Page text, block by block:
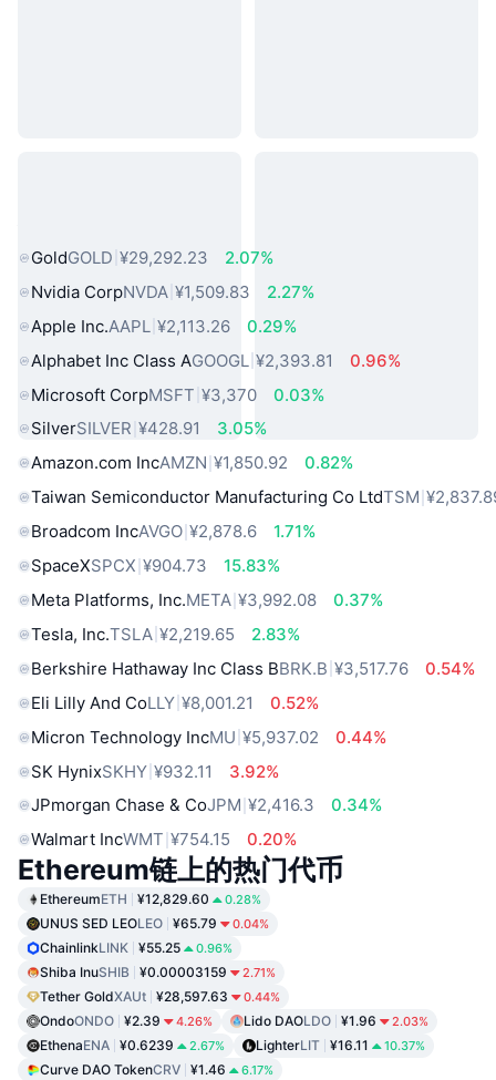
GoldGOLD ¥29,292.23
2.07%
Nvidia CorpNVDA ¥1,509.83
2.27%
Apple Inc.AAPL ¥2,113.26
0.29%
Alphabet Inc Class AGOOGL ¥2,393.81
0.96%
Microsoft CorpMSFT ¥3,370
0.03%
SilverSILVER ¥428.91
3.05%
Amazon.com IncAMZN ¥1,850.92
0.82%
Taiwan Semiconductor Manufacturing Co LtdTSM
Broadcom IncAVGO ¥2,878.6
1.71%
SpaceXSPCX ¥904.73
15.83%
Meta Platforms, Inc.META ¥3,992.08
0.37%
Tesla, Inc.TSLA ¥2,219.65
2.83%
Berkshire Hathaway Inc Class BBRK.B ¥3,517.76
0.54%
Eli Lilly And CoLLY ¥8,001.21
0.52%
Micron Technology IncMU ¥5,937.02
0.44%
SK HynixSKHY ¥932.11
3.92%
JPmorgan Chase & CoJPM ¥2,416.3
0.34%
Walmart IncWMT ¥754.15 0.20%
Ethereum链上的热门代币
EthereumETH ¥12,829.60 0.28%
UNUS SED LEOLEO ¥65.79 0.04%
ChainlinkLINK ¥55.25 0.96%
Shiba InuSHIB ¥0.00003159 2.71%
Tether GoldXAUt ¥28,597.63 0.44%
OndoONDO ¥2.39 4.26% Lido DAOLDO ¥1.96 2.03%
EthenaENA ¥0.6239 2.67% LighterLIT ¥16.11 10.37%
Curve DAO TokenCRV ¥1.46 6.17%